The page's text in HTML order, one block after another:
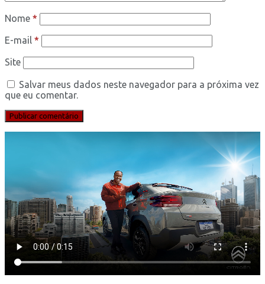
Nome *
E-mail *
Site
Salvar meus dados neste navegador para a próxima vez
que eu comentar.